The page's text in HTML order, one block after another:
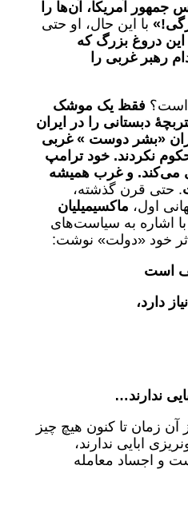
آمریکا، آن‌ها را
با این حال، او حتی
این دروغ بزرگ که
رهبر غربی را
است؟ فقظ یک موشک
دبستانی را در ایران
«بشر دوست » غربی
نکردند. خود ترامپ
می‌کند. و غرب همیشه
. حتی قرن گذشته،
اول، ماکسیمیلیان
اشاره به سیاست‌های
خود «دولت» نوشت:
است
دارد،
ندارند…
آن زمان تا کنون هیچ چیز
ابایی ندارند،
و اجساد معامله